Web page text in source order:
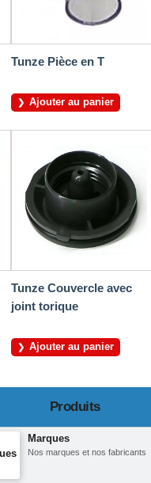
Tunze Pièce en T
Ajouter au panier
Tunze Couvercle avec
joint torique
Ajouter au panier
Produits
Marques
Nos marques et nos fabricants